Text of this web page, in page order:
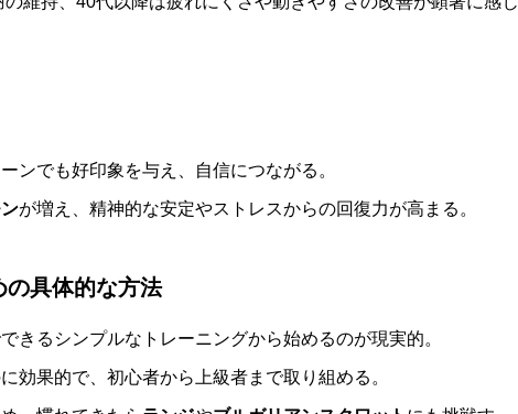
ンでも好印象を与え、自信につながる。
が増え、精神的な安定やストレスからの回復力が高まる。
具体的な方法
きるシンプルなトレーニングから始めるのが現実的。
効果的で、初心者から上級者まで取り組める。